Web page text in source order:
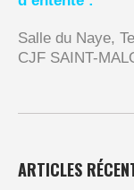
Salle du Naye,
CJF SAINT-
ARTICLES